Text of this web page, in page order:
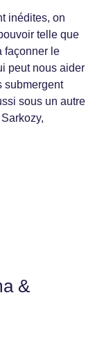
inédites, on
telle que
façonner le
peut nous aider
submergent
sous un autre
&